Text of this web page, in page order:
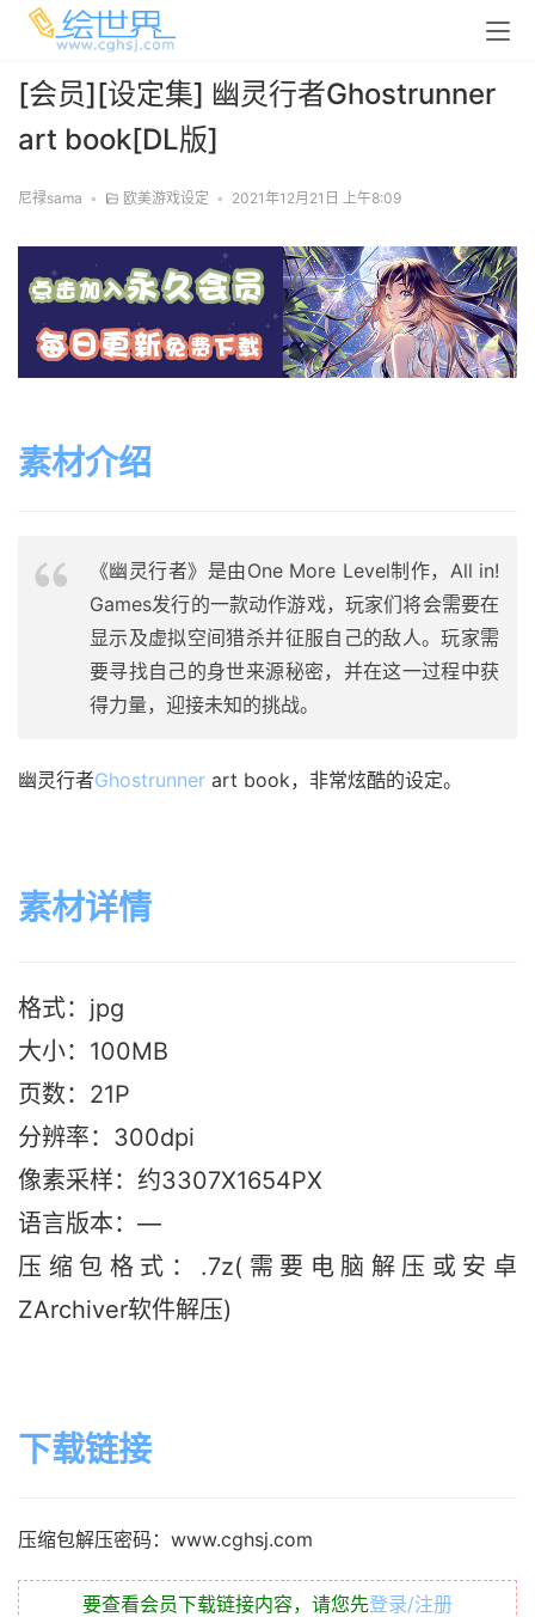
[会员][设定集] 幽灵行者Ghostrunner
art book[DL版]
尼禄sama • 欧美游戏设定 • 2021年12月21日 上午8:09
素材介绍
《幽灵行者》是由One More Level制作，All in!
Games发行的一款动作游戏，玩家们将会需要在
显示及虚拟空间猎杀并征服自己的敌人。玩家需
要寻找自己的身世来源秘密，并在这一过程中获
得力量，迎接未知的挑战。
幽灵行者Ghostrunner art book，非常炫酷的设定。
素材详情
格式：jpg
大小：100MB
页数：21P
分辨率：300dpi
像素采样：约3307X1654PX
语言版本：—
压缩包格式：.7z(需要电脑解压或安卓
ZArchiver软件解压)
下载链接
压缩包解压密码：www.cghsj.com
要查看会员下载链接内容，请您先登录/注册